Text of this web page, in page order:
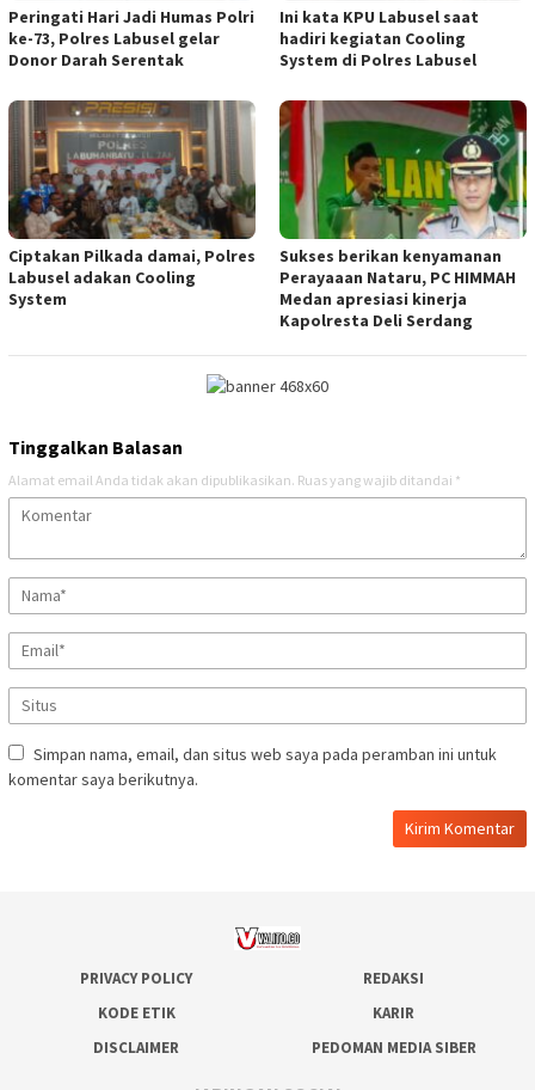
Peringati Hari Jadi Humas Polri
ke-73, Polres Labusel gelar
Donor Darah Serentak
Ini kata KPU Labusel saat
hadiri kegiatan Cooling
System di Polres Labusel
Ciptakan Pilkada damai, Polres
Labusel adakan Cooling
System
Sukses berikan kenyamanan
Perayaaan Nataru, PC HIMMAH
Medan apresiasi kinerja
Kapolresta Deli Serdang
Tinggalkan Balasan
Alamat email Anda tidak akan dipublikasikan. Ruas yang wajib ditandai *
Simpan nama, email, dan situs web saya pada peramban ini untuk
komentar saya berikutnya.
PRIVACY POLICY
REDAKSI
KODE ETIK
KARIR
DISCLAIMER
PEDOMAN MEDIA SIBER